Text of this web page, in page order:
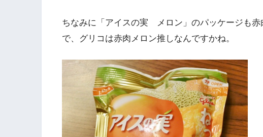
ちなみに「アイスの実 メロン」のパッケージも
で、グリコは赤肉メロン推しなんですかね。